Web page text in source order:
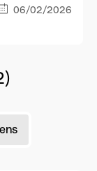
06/02/2026